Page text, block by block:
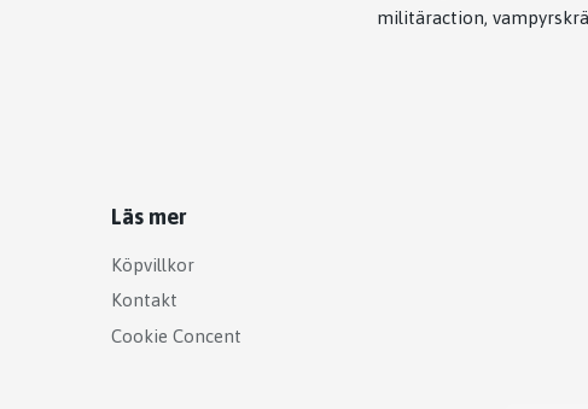
militäraction,
Läs mer
Köpvillkor
Kontakt
Cookie Concent